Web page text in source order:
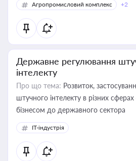
Агропромисловий комплекс
+2
Державне регулювання
інтелекту
Про що тема: Розвиток,
штучного інтелекту в різних
бізнесом до державного сектора
IT-індустрія